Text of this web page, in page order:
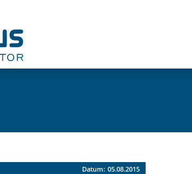
Datum: 05.08.2015